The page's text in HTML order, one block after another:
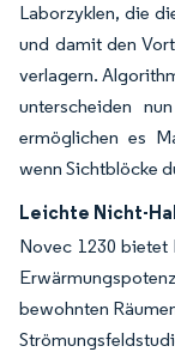
Laborzyklen, die
und damit den
verlagern.
unterscheiden
ermöglichen es
wenn Sichtblöcke
Leichte Nicht-
Novec 1230 bietet
bewohnten